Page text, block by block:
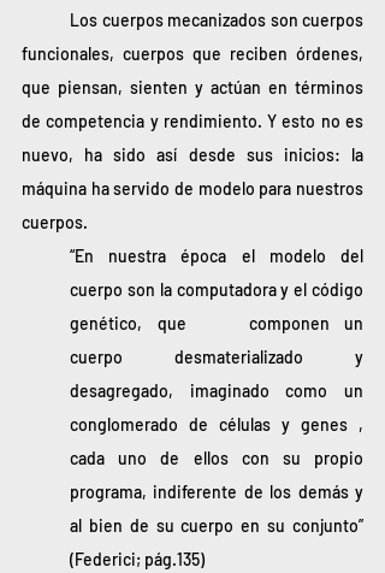
funcionales, cuerpos que reciben órdenes,
que piensan, sienten y actúan en términos
de competencia y rendimiento. Y esto no es
nuevo, ha sido así desde sus inicios: la
máquina ha servido de modelo para nuestros
cuerpos.
“En nuestra época el modelo del
cuerpo son la computadora y el código
genético, que 	componen un
cuerpo desmaterializado y
desagregado, imaginado como un
conglomerado de células y genes ,
cada uno de ellos con su propio
programa, indiferente de los demás y
al bien de su cuerpo en su conjunto”
(Federici; pág.135)